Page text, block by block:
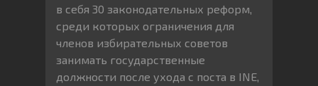
в себя 30 законодательных реформ,
среди которых ограничения для
членов избирательных советов
занимать государственные
должности после ухода с поста в INE,